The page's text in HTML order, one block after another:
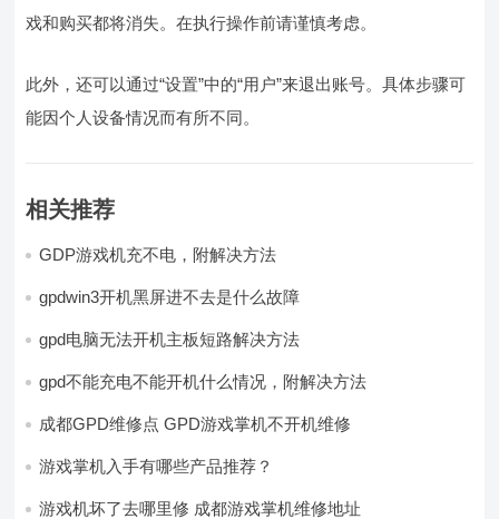
戏和购买都将消失。在执行操作前请谨慎考虑。
此外，还可以通过“设置”中的“用户”来退出账号。具体步骤可
能因个人设备情况而有所不同。
相关推荐
GDP游戏机充不电，附解决方法
gpdwin3开机黑屏进不去是什么故障
gpd电脑无法开机主板短路解决方法
gpd不能充电不能开机什么情况，附解决方法
成都GPD维修点 GPD游戏掌机不开机维修
游戏掌机入手有哪些产品推荐？
游戏机坏了去哪里修 成都游戏掌机维修地址